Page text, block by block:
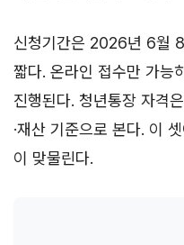
신청기간은 2026년 6월
짧다. 온라인 접수만 가
진행된다. 청년통장 자격
·재산 기준으로 본다. 이
이 맞물린다.